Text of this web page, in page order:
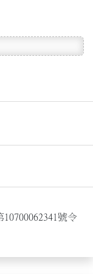
號令